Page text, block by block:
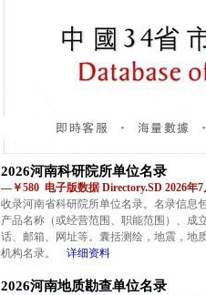
2026河南科研院所单位名录
—￥580 电子版数据 Directory.SD 2026年7
收录河南省科研院所单位名录。名录信息
产品名称（或经营范围、职能范围）、成
话、邮箱、网址等。囊括测绘，地震，地
机构名录。
详细资料
2026河南地质勘查单位名录